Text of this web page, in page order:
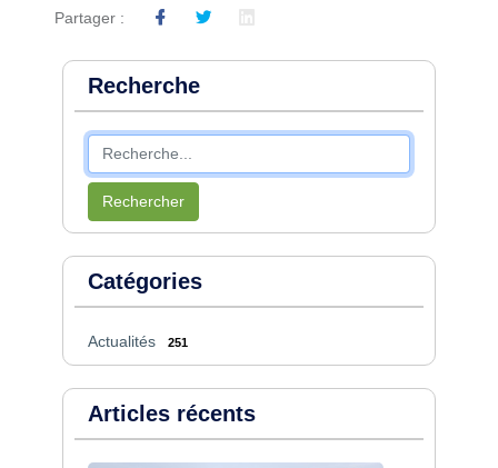
Partager :
Recherche
Rechercher
Catégories
Actualités 251
Articles récents